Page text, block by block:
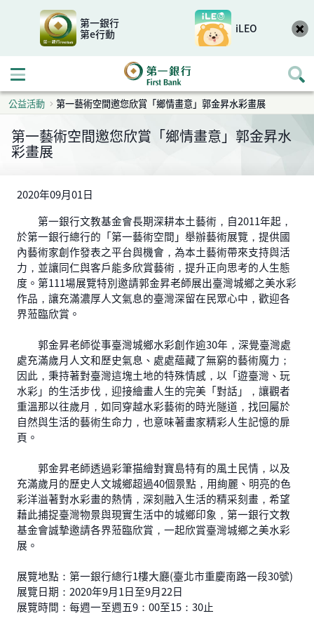
第一銀行
第e行動
iLEO
開啟行動選單
公益活動 第一藝術空間邀您欣賞「鄉情畫意」郭金昇水彩畫展
第一藝術空間邀您欣賞「鄉情畫意」郭金昇水
彩畫展
2020年09月01日
第一銀行文教基金會長期深耕本土藝術，自2011年起，
於第一銀行總行的「第一藝術空間」舉辦藝術展覽，提供國
內藝術家創作發表之平台與機會，為本土藝術帶來支持與活
力，並讓同仁與客戶能多欣賞藝術，提升正向思考的人生態
度。第111場展覽特別邀請郭金昇老師展出臺灣城鄉之美水彩
作品，讓充滿濃厚人文氣息的臺灣深留在民眾心中，歡迎各
界蒞臨欣賞。
郭金昇老師從事臺灣城鄉水彩創作逾30年，深覺臺灣處
處充滿歲月人文和歷史氣息、處處蘊藏了無窮的藝術魔力；
因此，秉持著對臺灣這塊土地的特殊情感，以「遊臺灣、玩
水彩」的生活步伐，迎接繪畫人生的完美「對話」，讓觀者
重溫那以往歲月，如同穿越水彩藝術的時光隧道，找回屬於
自然與生活的藝術生命力，也意味著畫家精彩人生記憶的扉
頁。
郭金昇老師透過彩筆描繪對寶島特有的風土民情，以及
充滿歲月的歷史人文城鄉超過40個景點，用絢麗、明亮的色
彩洋溢著對水彩畫的熱情，深刻融入生活的精采刻畫，希望
藉此捕捉臺灣物景與現實生活中的城鄉印象，第一銀行文教
基金會誠摯邀請各界蒞臨欣賞，一起欣賞臺灣城鄉之美水彩
展。
展覽地點：第一銀行總行1樓大廳(臺北市重慶南路一段30號)
展覽日期：2020年9月1日至9月22日
展覽時間：每週一至週五9：00至15：30止